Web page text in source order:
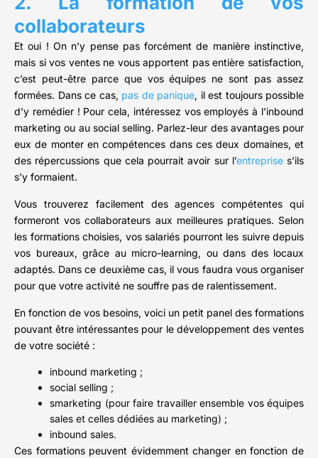
collaborateurs
Et oui ! On n’y pense pas forcément de manière instinctive,
mais si vos ventes ne vous apportent pas entière satisfaction,
c’est peut-être parce que vos équipes ne sont pas assez
formées. Dans ce cas, pas de panique, il est toujours possible
d’y remédier ! Pour cela, intéressez vos employés à l’inbound
marketing ou au social selling. Parlez-leur des avantages pour
eux de monter en compétences dans ces deux domaines, et
des répercussions que cela pourrait avoir sur l’entreprises’ils
s’y formaient.
Vous trouverez facilement des agences compétentes qui
formeront vos collaborateurs aux meilleures pratiques. Selon
les formations choisies, vos salariés pourront les suivre depuis
vos bureaux, grâce au micro-learning, ou dans des locaux
adaptés. Dans ce deuxième cas, il vous faudra vous organiser
pour que votre activité ne souffre pas de ralentissement.
En fonction de vos besoins, voici un petit panel des formations
pouvant être intéressantes pour le développement des ventes
de votre société :
inbound marketing ;
social selling ;
smarketing (pour faire travailler ensemble vos équipes
sales et celles dédiées au marketing) ;
inbound sales.
Ces formations peuvent évidemment changer en fonction de